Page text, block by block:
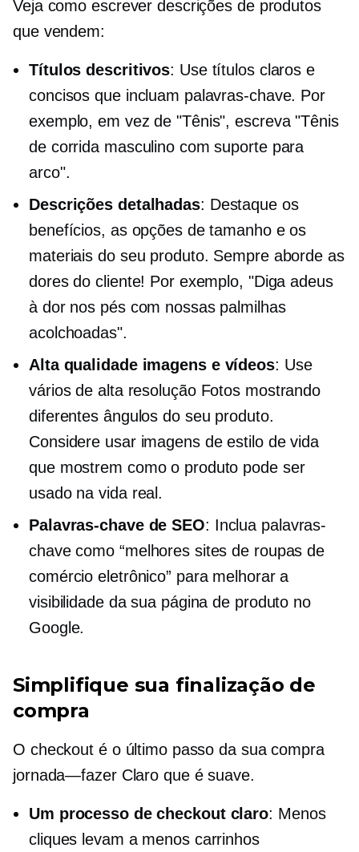
Veja como escrever descrições de produtos
que vendem:
Títulos descritivos: Use títulos claros e
concisos que incluam palavras-chave. Por
exemplo, em vez de "Tênis", escreva "Tênis
de corrida masculino com suporte para
arco".
Descrições detalhadas: Destaque os
benefícios, as opções de tamanho e os
materiais do seu produto. Sempre aborde as
dores do cliente! Por exemplo, "Diga adeus
à dor nos pés com nossas palmilhas
acolchoadas".
Alta qualidadeimagens e vídeos: Use
váriosde alta resoluçãoFotos mostrando
diferentes ângulos do seu produto.
Considere usar imagens de estilo de vida
que mostrem como o produto pode ser
usado na vida real.
Palavras-chave de SEO: Inclua palavras-
chave como “melhores sites de roupas de
comércio eletrônico” para melhorar a
visibilidade da sua página de produto no
Google.
Simplifique sua finalização de
compra
O checkout é o último passo da sua compra
jornada—fazerClaro que é suave.
Um processo de checkout claro: Menos
cliques levam a menos carrinhos